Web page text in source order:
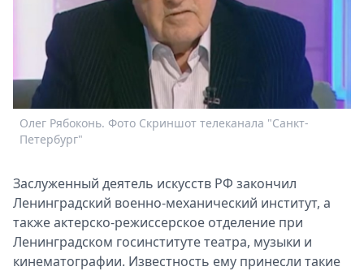
Спецпроекты
Выборы
2026
Metro
Олег Рябоконь. Фото Скриншот телеканала "Санкт-
Петербург"
Заслуженный деятель искусств РФ закончил
Ленинградский военно-механический институт, а
также актерско-режиссерское отделение при
Ленинградском госинституте театра, музыки и
кинематографии. Известность ему принесли такие